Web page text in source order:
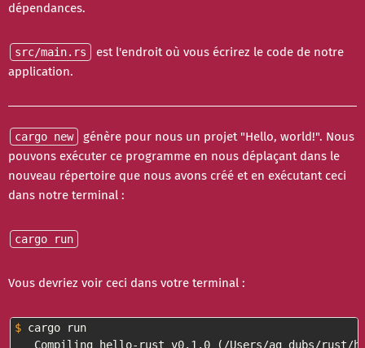
dépendances.
src/main.rs
est l'endroit où vous écrirez le code de notre
application.
cargo new
génère pour nous un projet "Hello, world!". Nous
pouvons exécuter ce programme en nous déplaçant dans le
nouveau répertoire que nous avons créé et en exécutant ceci
dans notre terminal :
cargo run
Vous devriez voir ceci dans votre terminal :
$ cargo run
Compiling hello-rust v0.1.0 (/Users/ag_dubs/rust/